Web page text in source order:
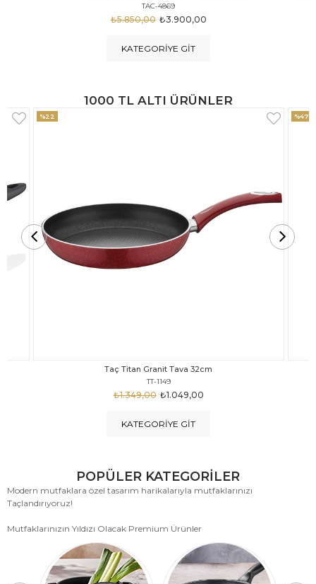
TAC-3817
₺3.250,00
₺4.350,00
KATEGORIYE GIT
1000 TL ALTI ÜRÜNLER
Taç Titan Granit Tava 30cm
TT-1148
₺999,00
₺1.875,00
%47 %18
KATEGORIYE GIT
POPÜLER KATEGORİLER
Modern mutfaklara özel tasarım harikalarıyla mutfaklarınızı
Taçlandırıyoruz!
Mutfaklarınızın Yıldızı Olacak Premium Ürünler